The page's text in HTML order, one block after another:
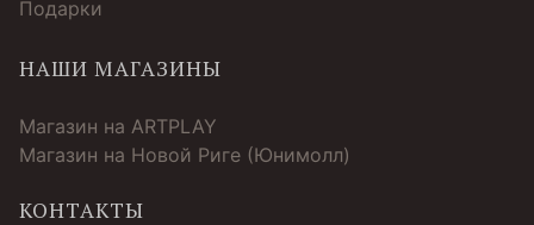
Подарки
НАШИ МАГАЗИНЫ
Магазин на ARTPLAY
Магазин на Новой Риге (Юнимолл)
КОНТАКТЫ